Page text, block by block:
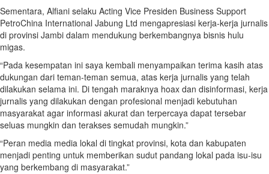
Sementara, Alfiani selaku Acting Vice Presiden Business Support
PetroChina International Jabung Ltd mengapresiasi kerja-kerja jurnalis
di provinsi Jambi dalam mendukung berkembangnya bisnis hulu
migas.
“Pada kesempatan ini saya kembali menyampaikan terima kasih atas
dukungan dari teman-teman semua, atas kerja jurnalis yang telah
dilakukan selama ini. Di tengah maraknya hoax dan disinformasi, kerja
jurnalis yang dilakukan dengan profesional menjadi kebutuhan
masyarakat agar informasi akurat dan terpercaya dapat tersebar
seluas mungkin dan terakses semudah mungkin.”
“Peran media media lokal di tingkat provinsi, kota dan kabupaten
menjadi penting untuk memberikan sudut pandang lokal pada isu-isu
yang berkembang di masyarakat.”